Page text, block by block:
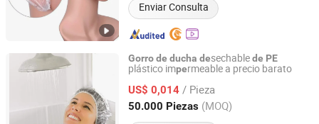
Enviar Consulta
Gorrode ducha desechablede PE
plástico impermeable a precio barato
US$ 0,014 / Pieza
50.000 Piezas (MOQ)
HEYUAN RUIJIAN PLASTIC PRODUCTS CO., LTD.
Guangdong, China Desde 2006